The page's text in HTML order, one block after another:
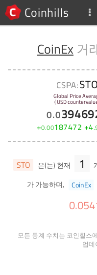
Coinhills
CoinEx 거
CSPA:STO
Global Price
( USD
0.0
+0.00187472 +4.
STO 은(는) 현재 1
가 가능하며,
CoinEx
0.
모든 통계 수치는 코인힐스
업데